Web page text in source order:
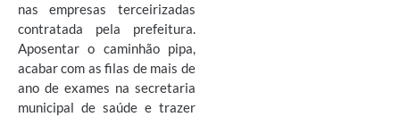
nas empresas terceirizadas
contratada pela prefeitura.
Aposentar o caminhão pipa,
acabar com as filas de mais de
ano de exames na secretaria
municipal de saúde e trazer